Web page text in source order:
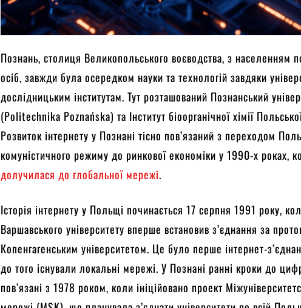
Познань, столиця Великопольського воєводства, з населенням
осіб, завжди була осередком науки та технологій завдяки
дослідницьким інститутам. Тут розташований Познанський
(Politechnika Poznańska) та Інститут біоорганічної хімії
Розвиток інтернету у Познані тісно пов’язаний з переходом
комуністичного режиму до ринкової економіки у 1990-х роках,
долучилася до глобальної мережі.
Історія інтернету у Польщі починається 17 серпня 1991 року,
Варшавського університету вперше встановив з’єднання за
Копенгагенським університетом. Це було перше інтернет-
до того існували локальні мережі. У Познані ранні кроки до
пов’язані з 1978 роком, коли ініційовано проект